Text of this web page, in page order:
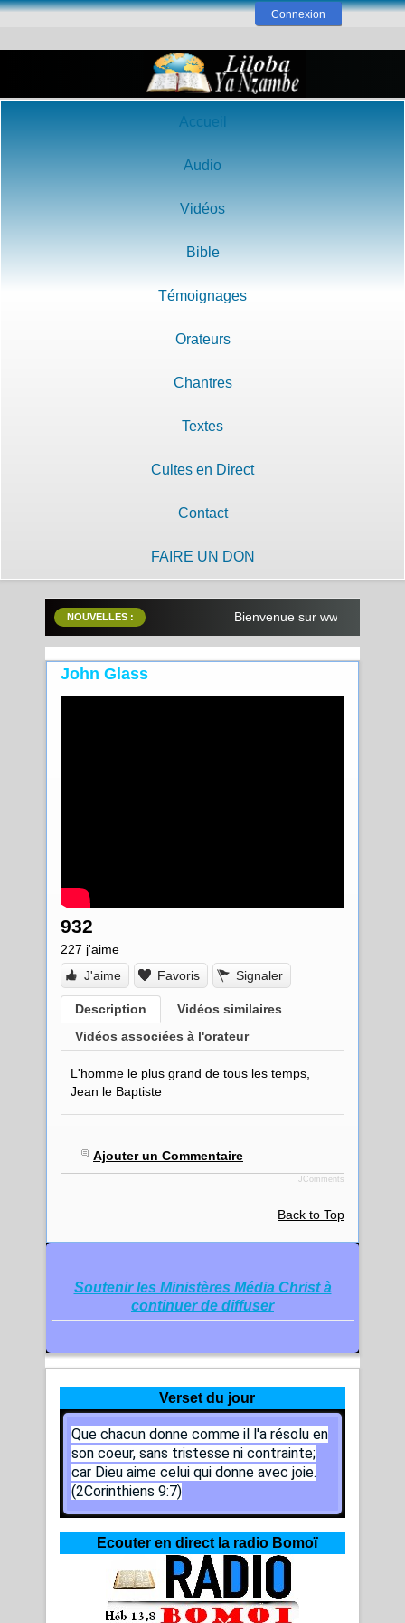
Connexion
Accueil
Audio
Vidéos
Bible
Témoignages
Orateurs
Chantres
Textes
Cultes en Direct
Contact
FAIRE UN DON
NOUVELLES : Bienvenue sur
John Glass
932
227 j'aime
J'aime
Favoris Signaler
Description
Vidéos similaires
Vidéos associées à l'orateur
L'homme le plus grand de tous les temps,
Jean le Baptiste
Ajouter un Commentaire
JComments
Back to Top
Soutenir les Ministères Média Christ à
continuer de diffuser
Verset du jour
Que chacun donne comme il l'a résolu en
son coeur, sans tristesse ni contrainte;
car Dieu aime celui qui donne avec joie.
(2Corinthiens 9:7)
Ecouter en direct la radio Bomoï